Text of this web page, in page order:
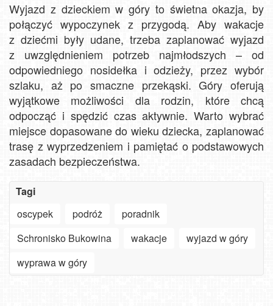
Wyjazd z dzieckiem w góry to świetna okazja, by
połączyć wypoczynek z przygodą. Aby wakacje
z dziećmi były udane, trzeba zaplanować wyjazd
z uwzględnieniem potrzeb najmłodszych – od
odpowiedniego nosidełka i odzieży, przez wybór
szlaku, aż po smaczne przekąski. Góry oferują
wyjątkowe możliwości dla rodzin, które chcą
odpocząć i spędzić czas aktywnie. Warto wybrać
miejsce dopasowane do wieku dziecka, zaplanować
trasę z wyprzedzeniem i pamiętać o podstawowych
zasadach bezpieczeństwa.
Tagi
oscypek
podróż
poradnik
Schronisko Bukowina
wakacje
wyjazd w góry
wyprawa w góry
Zakopane
-
Szanowny
APLIKACJI
-Jak